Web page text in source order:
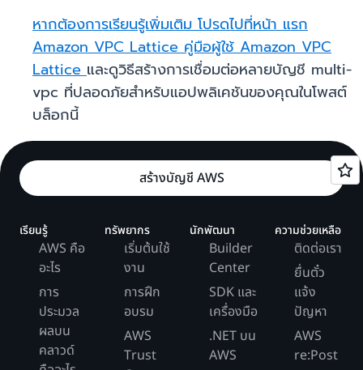
หากต้องการเรียนรู้เพิ่มเติม โปรดไปที่หน้าแรก
Amazon VPC Latticeคู่มือผู้ใช้ Amazon VPC
Latticeและดูวิธีสร้างการเชื่อมต่อหลายบัญชี multi-
vpc ที่ปลอดภัยสำหรับแอปพลิเคชันของคุณในโพสต์
บล็อกนี้
สร้างบัญชี AWS
เรียนรู้
AWS คือ
อะไร
การ
ประมวล
ผลบน
คลาวด์
ทรัพยากร
เริ่มต้นใช้
งาน
การฝึก
อบรม
AWS
Trust
นักพัฒนา
Builder
Center
SDK และ
เครื่องมือ
.NET บน
AWS
ความช่วยเหลือ
ติดต่อเรา
ยื่นตั๋ว
แจ้ง
ปัญหา
AWS
re:Post